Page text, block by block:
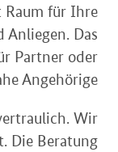
für Ihre
Anliegen. Das
Partner oder
Angehörige.
Wir
Die Beratung